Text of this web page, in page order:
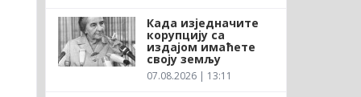
Када изједначите
корупцију са
издајом имаћете
своју земљу
07.08.2026 | 13:11